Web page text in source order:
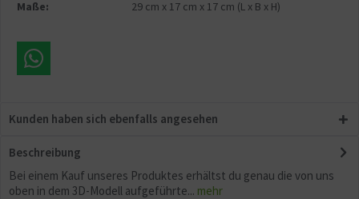
Maße:
29 cm x 17 cm x 17 cm (L x B x H)
Kunden haben sich ebenfalls angesehen
Beschreibung
Bei einem Kauf unseres Produktes erhältst du genau die von uns
oben in dem 3D-Modell aufgeführte... mehr